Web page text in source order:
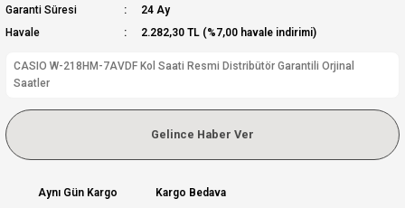
Garanti Süresi
24 Ay
Havale
2.282,30 TL (%7,00 havale indirimi)
CASIO W-218HM-7AVDF Kol Saati Resmi Distribütör Garantili Orjinal
Saatler
Gelince Haber Ver
Aynı Gün Kargo Kargo Bedava